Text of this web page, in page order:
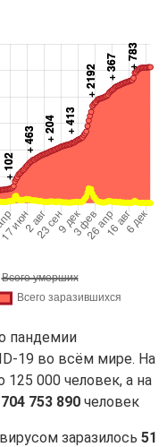
пандемии
19 во всём мире. На
000 человек, а на
704 753 890 человек
заразилось 51